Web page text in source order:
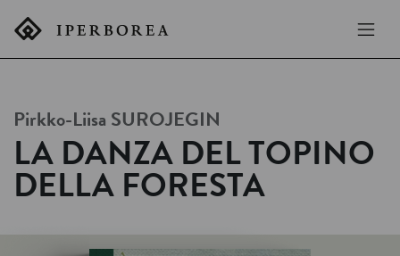
Pirkko-Liisa SUROJEGIN
LA DANZA DEL TOPINO
DELLA FORESTA